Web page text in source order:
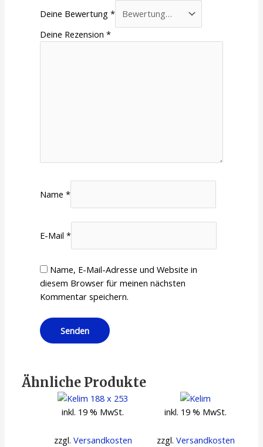
Deine Bewertung*
Deine Rezension*
Name*
E-Mail*
Name, E-Mail-Adresse und Website in
diesem Browser für meinen nächsten
Kommentar speichern.
Ähnliche Produkte
inkl. 19 % MwSt.
zzgl. Versandkosten
inkl. 19 % MwSt.
zzgl. Versandkosten